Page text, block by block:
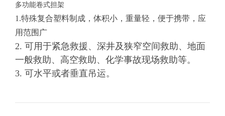
多功能卷式担架
1.特殊复合塑料制成，体积小，重量轻，便于携带，应
用范围广
2. 可用于紧急救援、深井及狭窄空间救助、地面
一般救助、高空救助、化学事故现场救助等。
3. 可水平或者垂直吊运。